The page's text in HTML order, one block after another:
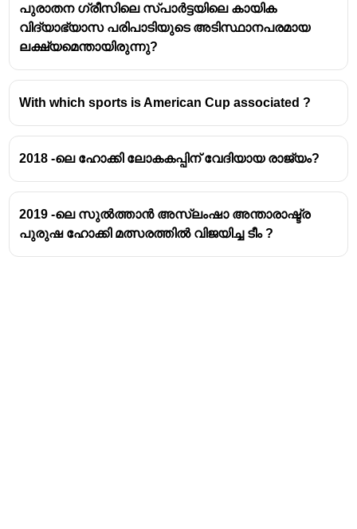
പുരാതന ഗ്രീസിലെ സ്പാർട്ടയിലെ കായിക
വിദ്യാഭ്യാസ പരിപാടിയുടെ അടിസ്ഥാനപരമായ
ലക്ഷ്യമെന്തായിരുന്നു?
With which sports is American Cup associated ?
2018 -ലെ ഹോക്കി ലോകകപ്പിന് വേദിയായ രാജ്യം?
2019 -ലെ സുൽത്താൻ അസ്ലംഷാ അന്താരാഷ്ട്ര
പുരുഷ ഹോക്കി മത്സരത്തിൽ വിജയിച്ച ടീം ?